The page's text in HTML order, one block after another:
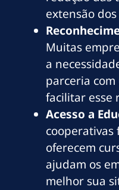
extensão
Muitas
a
parceria
facilitar esse
Acesso a
oferecem
ajudam os
melhor sua